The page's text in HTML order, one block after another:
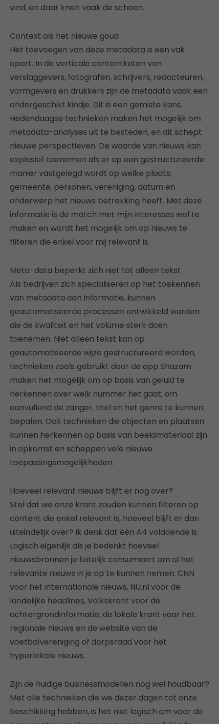
vind, en daar knelt vaak de schoen.
Context als het nieuwe goud
Het toevoegen van deze metadata is een vak
apart. In de verticale contentketen van
verslaggevers, fotografen, schrijvers, redacteuren,
vormgevers en drukkers zijn de metadata vaak een
ondergeschikt kindje. Dit is een gemiste kans.
Hedendaagse technieken maken het mogelijk om
metadata-analyses uit te besteden, en dit schept
nieuwe perspectieven. De waarde van nieuws kan
explosief toenemen als er op een gestructureerde
manier vastgelegd wordt op welke plaats,
gemeente, personen, vereniging, datum en
onderwerp het nieuws betrekking heeft. Met deze
informatie is de match met mijn interesses wel te
maken en wordt het mogelijk om op nieuws te
filteren die enkel voor mij relevant is.
Meta-data beperkt zich niet tot alleen tekst
Als bedrijven zich specialiseren op het toekennen
van metadata aan informatie, kunnen
geautomatiseerde processen ontwikkeld worden
die de kwaliteit en het volume sterk doen
toenemen. Niet alleen tekst kan op
geautomatiseerde wijze gestructureerd worden,
technieken zoals gebruikt door de app Shazam
maken het mogelijk om op basis van geluid te
herkennen over welk nummer het gaat, om
aanvullend de zanger, titel en het genre te kunnen
bepalen. Ook technieken die objecten en plaatsen
kunnen herkennen op basis van beeldmateriaal zijn
in opkomst en scheppen vele nieuwe
toepassingsmogelijkheden.
Hoeveel relevant nieuws blijft er nog over?
Stel dat we onze krant zouden kunnen filteren op
content die enkel relevant is, hoeveel blijft er dan
uiteindelijk over? Ik denk dat één A4 voldoende is.
Logisch eigenlijk als je bedenkt hoeveel
nieuwsbronnen je feitelijk consumeert om al het
relevante nieuws in je op te kunnen nemen: CNN
voor het internationale nieuws, NU.nl voor de
landelijke headlines, Volkskrant voor de
achtergrondinformatie, de lokale krant voor het
regionale nieuws en de website van de
voetbalvereniging of dorpsraad voor het
hyperlokale nieuws.
Zijn de huidige businessmodellen nog wel houdbaar?
Met alle technieken die we dezer dagen tot onze
beschikking hebben, is het niet logisch om voor de